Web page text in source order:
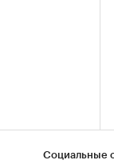
Социальные